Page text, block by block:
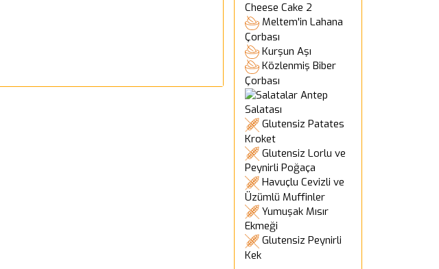
Cheese Cake 2
Meltem'in Lahana
Çorbası
Kurşun Aşı
Közlenmiş Biber
Çorbası
Antep
Salatası
Glutensiz Patates
Kroket
Glutensiz Lorlu ve
Peynirli Poğaça
Havuçlu Cevizli ve
Üzümlü Muffinler
Yumuşak Mısır
Ekmeği
Glutensiz Peynirli
Kek